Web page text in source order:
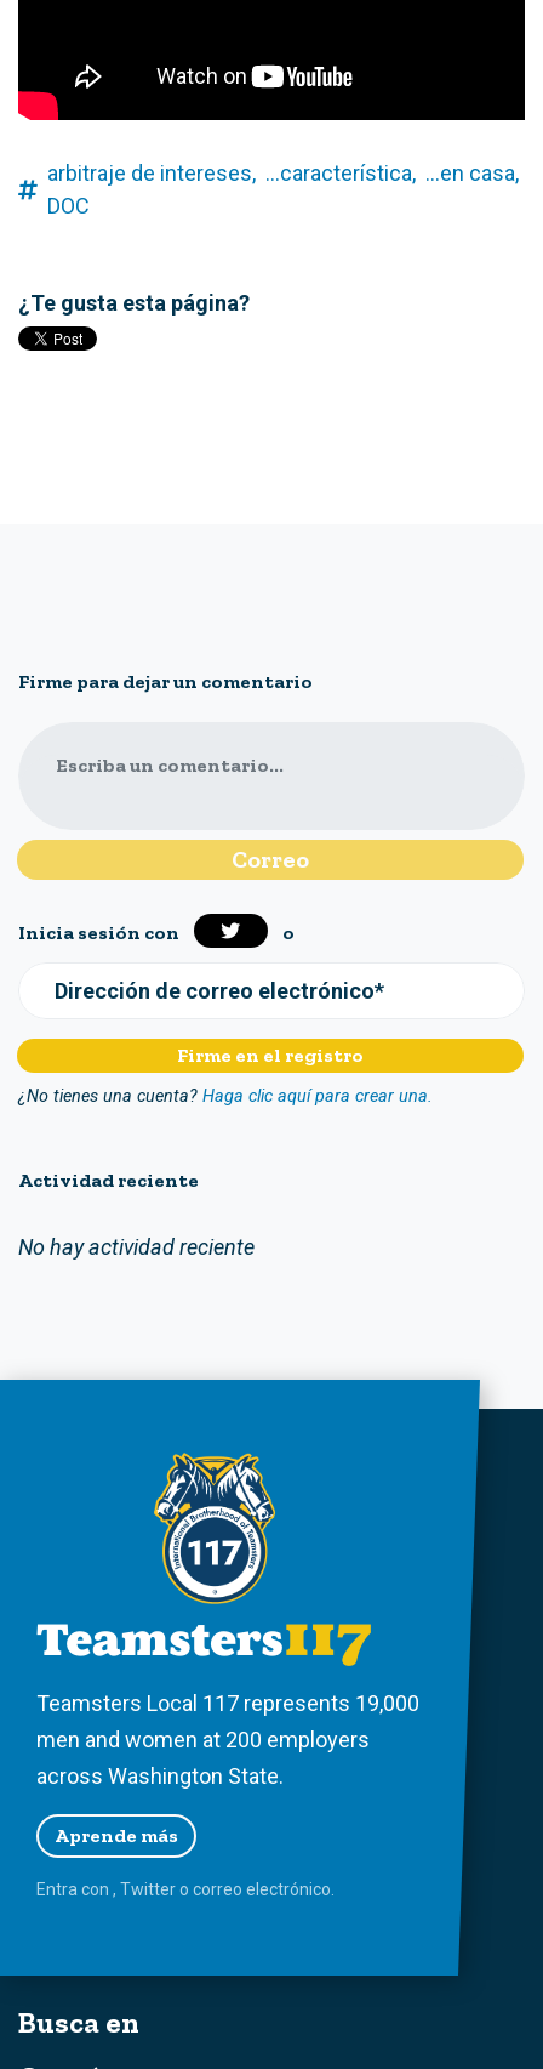
arbitraje de intereses, ...característica, ...en casa,
DOC
¿Te gusta esta página?
Firme para dejar un comentario
Escriba un comentario...
Inicia sesión con o
Dirección de correo electrónico*
¿No tienes una cuenta? Haga clic aquí para crear una.
Actividad reciente
No hay actividad reciente
Teamsters Local 117 represents 19,000
men and women at 200 employers
across Washington State.
Aprende más
Entra con , Twittero correo electrónico.
Busca en